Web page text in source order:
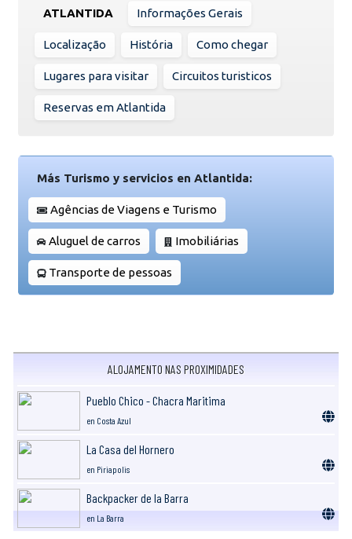
ATLANTIDA Informações Gerais
Localização História Como chegar
Lugares para visitar Circuitos turisticos
Reservas em Atlantida
Más Turismo y servicios en Atlantida:
Agências de Viagens e Turismo
Aluguel de carros Imobiliárias
Transporte de pessoas
ALOJAMENTO NAS PROXIMIDADES
Pueblo Chico - Chacra Maritima
en Costa Azul
La Casa del Hornero
en Piriapolis
Backpacker de la Barra
en La Barra